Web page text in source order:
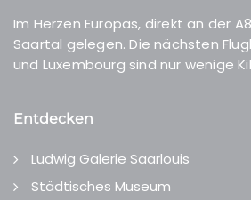
Im Herzen Europas, direkt an der
Saartal gelegen. Die nächsten
und Luxembourg sind nur wenige
Entdecken
Ludwig Galerie Saarlouis
Städtisches Museum